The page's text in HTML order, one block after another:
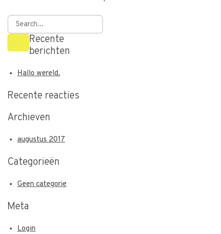
Recente
berichten
Hallo wereld.
Recente reacties
Archieven
augustus 2017
Categorieën
Geen categorie
Meta
Login